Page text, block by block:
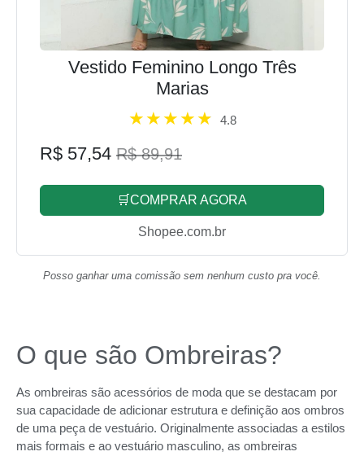
Vestido Feminino Longo Três
Marias
4.8
R$ 57,54 R$ 89,91
🛒COMPRAR AGORA
Shopee.com.br
Posso ganhar uma comissão sem nenhum custo pra você.
O que são Ombreiras?
As ombreiras são acessórios de moda que se destacam por
sua capacidade de adicionar estrutura e definição aos ombros
de uma peça de vestuário. Originalmente associadas a estilos
mais formais e ao vestuário masculino, as ombreiras